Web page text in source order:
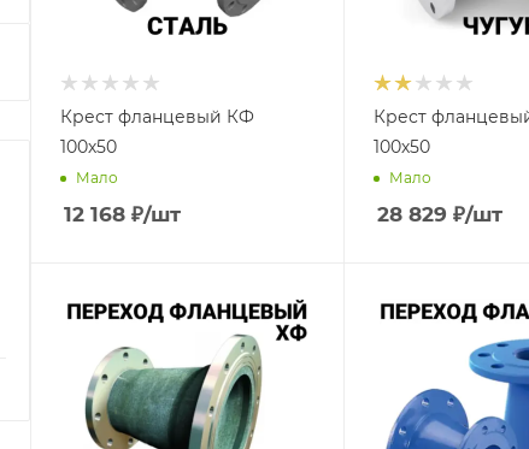
Крест фланцевый КФ
100х50
Мало
12 168 ₽/шт
Крест
100х50
Мало
28 829 ₽/шт